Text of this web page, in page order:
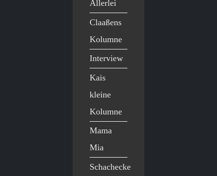
Allerlei
Claaßens
Kolumne
Interview
Kais
kleine
Kolumne
Mama
Mia
Schachecke